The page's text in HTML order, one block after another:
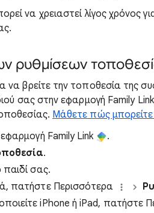
να χρειαστεί λίγος χρόνος
ρυθμίσεων
να βρείτε την τοποθεσία της
σας στην εφαρμογή Family
Μάθετε πώς μπορείτε
εφαρμογή Family Link
.
.
παιδί σας.
πατήστε Περισσότερα
iPhone ή iPad, πατήστε